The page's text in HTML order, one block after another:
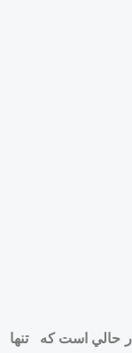
و اين در حالي